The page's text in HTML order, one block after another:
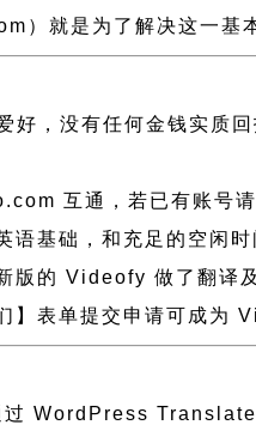
） 就是为了解决这一基
好，没有任何金钱实质
互通，若已有账号
语基础，和充足的空
版的 Videofy 做了翻译
】表单提交申请可成为
过WordPress